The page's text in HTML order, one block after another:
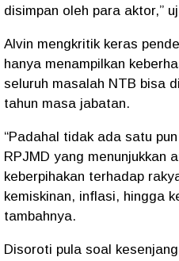
disimpan oleh para aktor,”
Alvin mengkritik keras
hanya menampilkan
seluruh masalah NTB bisa
tahun masa jabatan.
“Padahal tidak ada satu
RPJMD yang menunjukkan
keberpihakan terhadap
kemiskinan, inflasi, hingga
tambahnya.
Disoroti pula soal